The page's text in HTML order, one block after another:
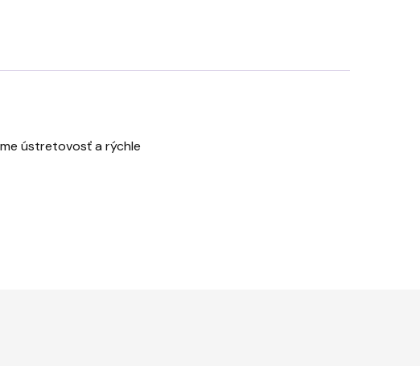
ústretovosť a rýchle